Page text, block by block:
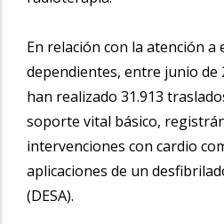
En relación con la atención
dependientes, entre junio de
han realizado 31.913
soporte vital básico,
intervenciones con cardio
aplicaciones de un
(DESA).